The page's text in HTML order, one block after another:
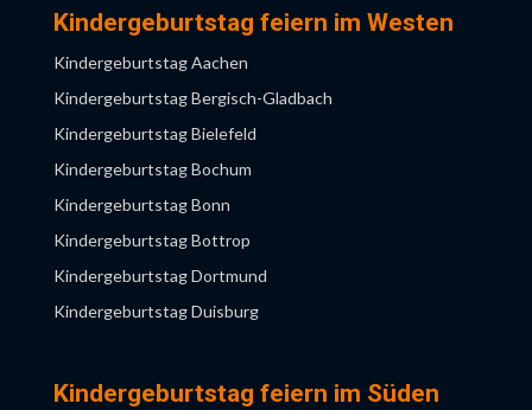
Kindergeburtstag feiern im Westen
Kindergeburtstag Aachen
Kindergeburtstag Bergisch-Gladbach
Kindergeburtstag Bielefeld
Kindergeburtstag Bochum
Kindergeburtstag Bonn
Kindergeburtstag Bottrop
Kindergeburtstag Dortmund
Kindergeburtstag Duisburg
Kindergeburtstag Essen
Kindergeburtstag feiern im Süden